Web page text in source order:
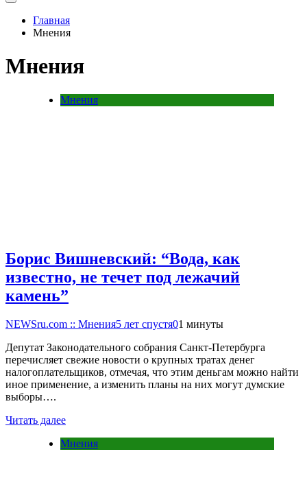
Главная
Мнения
Мнения
Мнения
Борис Вишневский: “Вода, как
известно, не течет под лежачий
камень”
NEWSru.com :: Мнения5 лет спустя01 минуты
Депутат Законодательного собрания Санкт-Петербурга
перечисляет свежие новости о крупных тратах денег
налогоплательщиков, отмечая, что этим деньгам можно найти
иное применение, а изменить планы на них могут думские
выборы….
Читать далее
Мнения